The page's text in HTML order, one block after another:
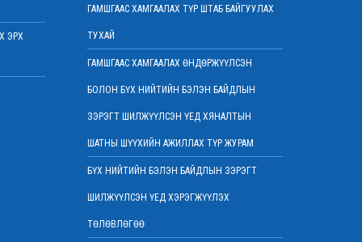
уралдаан зарлалаа
2022 оны 03 сарын 04
“Цэцэнсхолдинг” ХХК, “Цэцэнс майнинг энд
иудын нэхэмжлэлтэй хэргийг хянан
Дээд шүүхийн нийт шүүгчийн хуралдаан
боллоо
Дээд шүүхийн нийт шүүгчийн хуралдаан
ЭРХ
ГАМШГААС ХАМГААЛАХ ТҮР ШТАБ БАЙГУУЛАХ
ТУХАЙ
ГАМШГААС ХАМГААЛАХ ӨНДӨРЖҮҮЛСЭН
БОЛОН БҮХ НИЙТИЙН БЭЛЭН БАЙДЛЫН
ЗЭРЭГТ ШИЛЖҮҮЛСЭН ҮЕД ХЯНАЛТЫН
ШАТНЫ ШҮҮХИЙН АЖИЛЛАХ ТҮР ЖУРАМ
БҮХ НИЙТИЙН БЭЛЭН БАЙДЛЫН ЗЭРЭГТ
ШИЛЖҮҮЛСЭН ҮЕД ХЭРЭГЖҮҮЛЭХ
ТӨЛӨВЛӨГӨӨ